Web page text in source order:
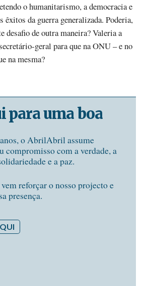
o humanitarismo, a democracia e
êxitos da guerra generalizada. Poderia,
desafio de outra maneira? Valeria a
geral para que na ONU – e no
na mesma?
para uma boa
o AbrilAbril assume
compromisso com a verdade, a
e a paz.
reforçar o nosso projecto e
presença.